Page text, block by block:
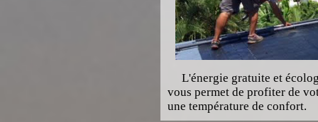
L'énergie gratuite et
vous permet de profiter de
une température de confort.